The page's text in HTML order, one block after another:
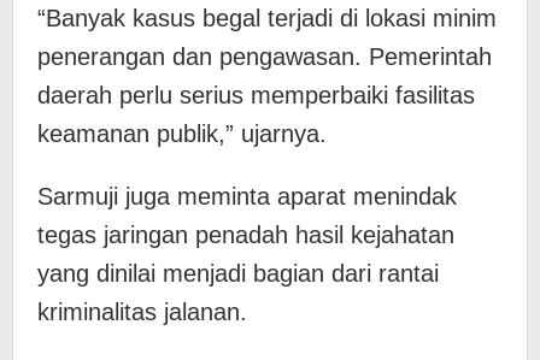
“Banyak kasus begal terjadi di lokasi minim
penerangan dan pengawasan. Pemerintah
daerah perlu serius memperbaiki fasilitas
keamanan publik,” ujarnya.
Sarmuji juga meminta aparat menindak
tegas jaringan penadah hasil kejahatan
yang dinilai menjadi bagian dari rantai
kriminalitas jalanan.